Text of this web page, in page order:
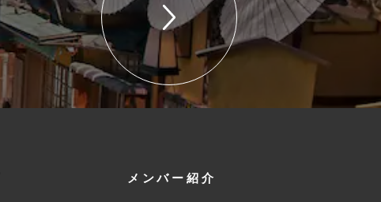
メンバー紹介